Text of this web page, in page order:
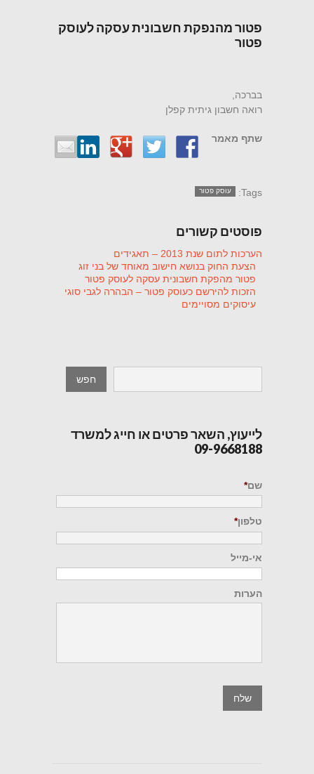
פטור מהנפקת חשבונית עסקה לעוסק
פטור
בברכה,
רואה חשבון גיתית קפלן
שתף מאמר
Tags: עוסק פטור
פוסטים קשורים
הערכות לתום שנת 2013 – תאגידים
הצעת החוק בנושא חישוב מאוחד של בני זוג
פטור מהפקת חשבונית עסקה לעוסק פטור
הזכות להירשם כעוסק פטור – הבהרה לגבי סוגי
עיסוקים מסויימים
לייעוץ, השאר פרטים או חייג למשרד
09-9668188
שם*
טלפון*
אי-מייל
הערות